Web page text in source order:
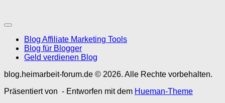
Blog Affiliate Marketing Tools
Blog für Blogger
Geld verdienen Blog
blog.heimarbeit-forum.de © 2026. Alle Rechte vorbehalten.
Präsentiert von - Entworfen mit dem Hueman-Theme